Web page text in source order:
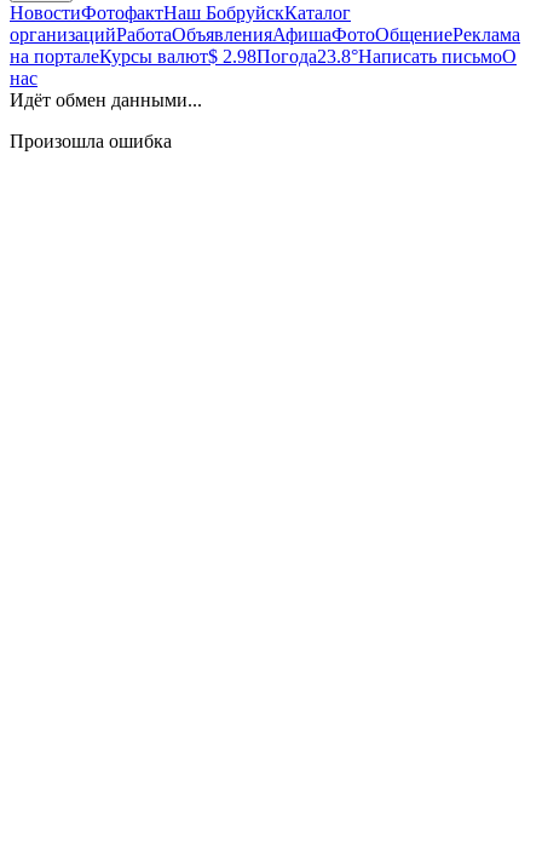
НовостиФотофактНаш БобруйскКаталог
организацийРаботаОбъявленияАфишаФотоОбщениеРеклама
на порталеКурсы валют$ 2.98Погода23.8°Написать письмоО
нас
Идёт обмен данными...
Произошла ошибка